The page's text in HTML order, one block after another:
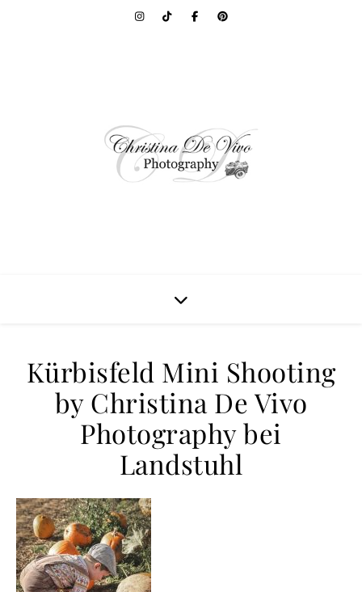
Kürbisfeld Mini Shooting
by Christina De Vivo
Photography bei
Landstuhl